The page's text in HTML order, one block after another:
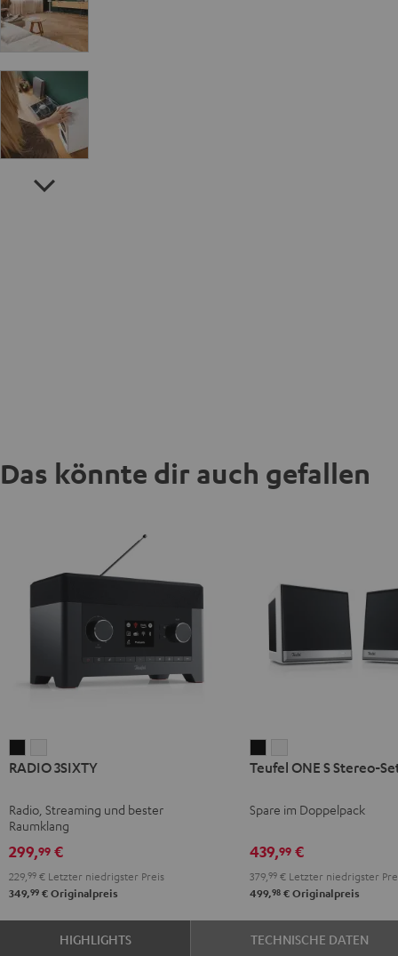
Das könnte dir auch gefallen
3SIXTY3SIXTY
RADIO 3SIXTY
Radio, Streaming und bester
Raumklang
299,99 €
229, 99 € Letzter niedrigster Preis
349,99 € Originalpreis
ONE
Stereo-
Schwarz
ONE
Stereo-
Weiß
Teufel ONE S Stereo-
Spare im Doppelpack
439,99€
379, 99€Letzter niedrigster
499,98€Originalpreis
HIGHLIGHTS TECHNISCHE DATEN